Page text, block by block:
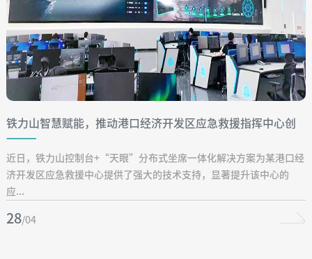
铁力山智慧赋能，推动港口经济开发区应急救援指挥中心创
新发展
近日，铁力山控制台+“天眼”分布式坐席一体化解决方案为某港口经
济开发区应急救援中心提供了强大的技术支持，显著提升该中心的
应...
28/04